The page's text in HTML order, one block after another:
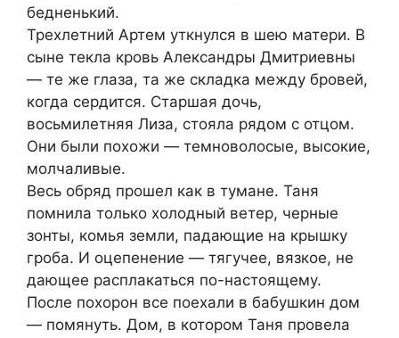
бедненький.
Трехлетний Артем уткнулся в шею матери. В
сыне текла кровь Александры Дмитриевны
— те же глаза, та же складка между бровей,
когда сердится. Старшая дочь,
восьмилетняя Лиза, стояла рядом с отцом.
Они были похожи — темноволосые, высокие,
молчаливые.
Весь обряд прошел как в тумане. Таня
помнила только холодный ветер, черные
зонты, комья земли, падающие на крышку
гроба. И оцепенение — тягучее, вязкое, не
дающее расплакаться по-настоящему.
После похорон все поехали в бабушкин дом
— помянуть. Дом, в котором Таня провела